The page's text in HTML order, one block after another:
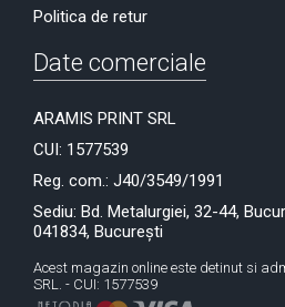
Politica de retur
Date comerciale
ARAMIS PRINT SRL
CUI: 1577539
Reg. com.: J40/3549/1991
Sediu: Bd. Metalurgiei, 32-44,
041834, București
Acest magazin online este detinut si
SRL. - CUI: 1577539